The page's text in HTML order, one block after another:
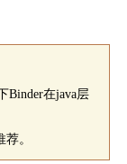
Binder在java层
。